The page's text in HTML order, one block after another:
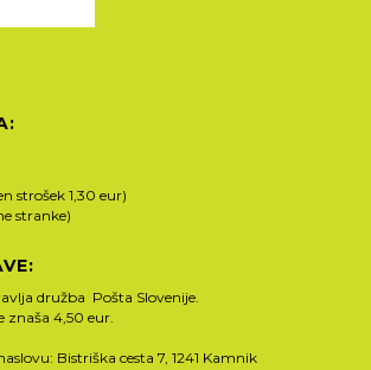
strošek 1,30 eur)
stranke)
družba Pošta Slovenije.
znaša 4,50 eur.
Bistriška cesta 7, 1241 Kamnik